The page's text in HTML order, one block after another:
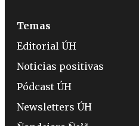
Temas
Editorial ÚH
Noticias positivas
Pódcast ÚH
Newsletters ÚH